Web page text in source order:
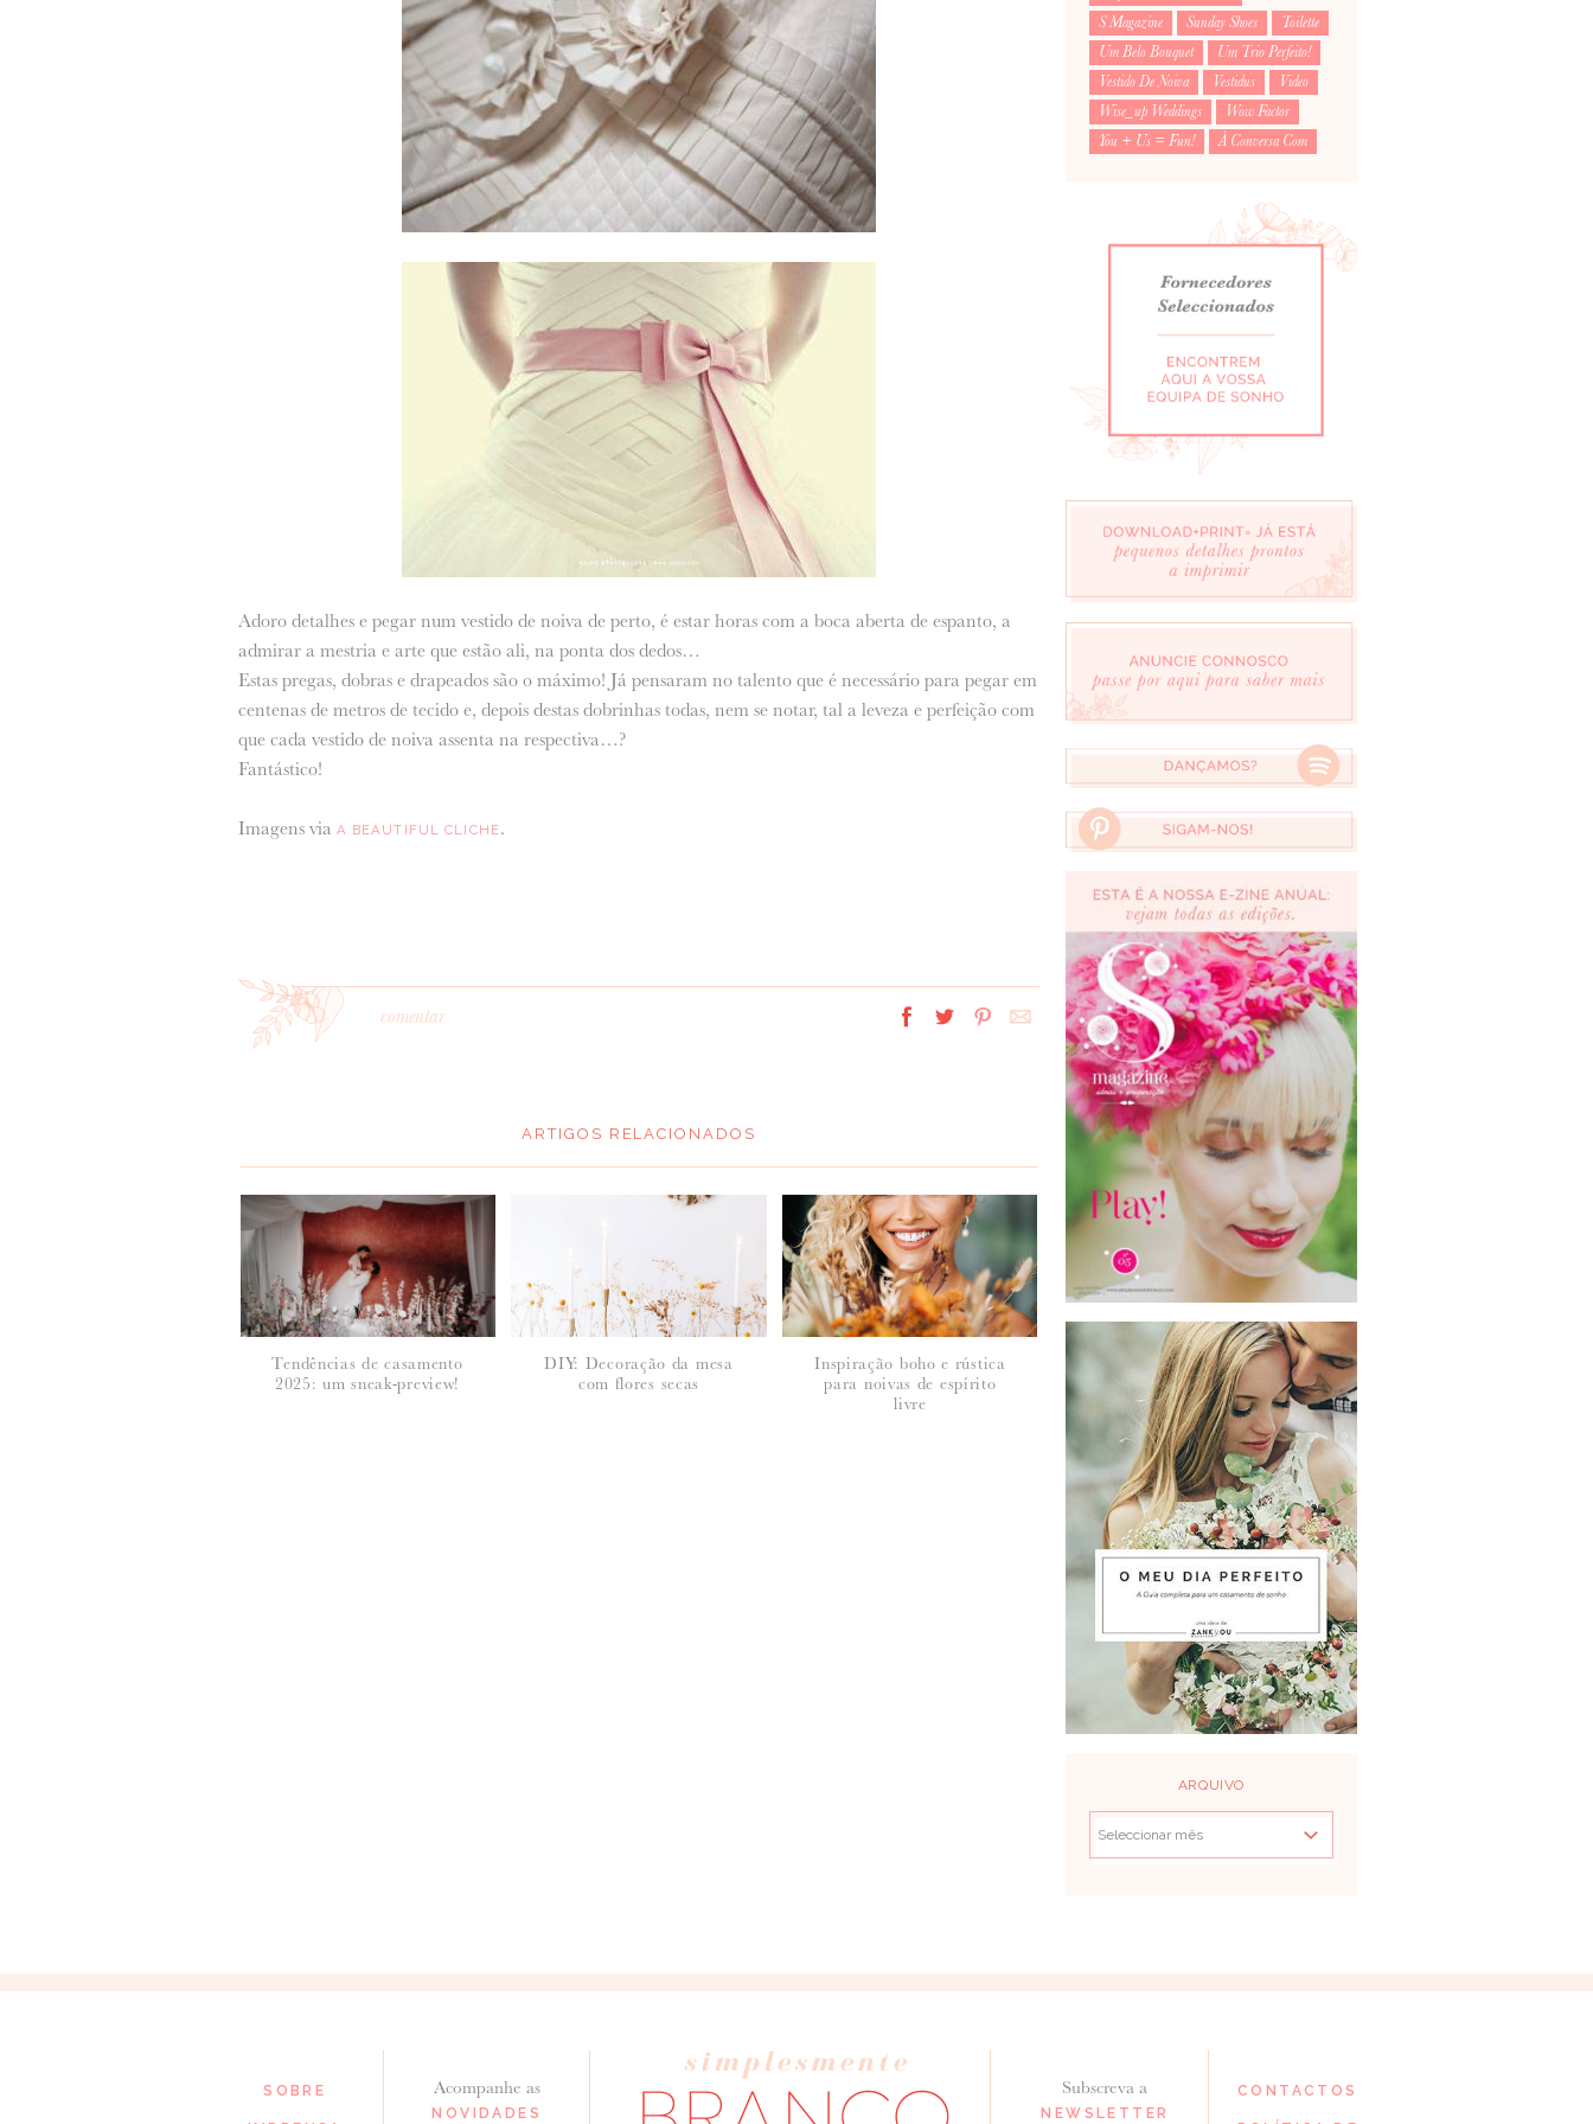
Adoro detalhes e pegar num vestido de noiva de perto, é estar horas com a boca aberta de espanto, a
admirar a mestria e arte que estão ali, na ponta dos dedos…
Estas pregas, dobras e drapeados são o máximo! Já pensaram no talento que é necessário para pegar em
centenas de metros de tecido e, depois destas dobrinhas todas, nem se notar, tal a leveza e perfeição com
que cada vestido de noiva assenta na respectiva…?
Fantástico!
Imagens via A BEAUTIFUL CLICHE.
comentar
NOME*:
ARTIGOS RELACIONADOS
Tendências de casamento
2025: um sneak-preview!
DIY: Decoração da mesa
com flores secas
Inspiração boho e rústica
para noivas de espírito
livre
S Magazine
Sunday Shoes
Toilette
Um Belo Bouquet
Um Trio Perfeito!
Vestido De Noiva
Vestidus
Video
Wise_up Weddings
Wow Factor
You + Us = Fun!
À Conversa Com
ARQUIVO
SOBRE Acompanhe as
NOVIDADES
Subscreva a
NEWSLETTER
CONTACTOS